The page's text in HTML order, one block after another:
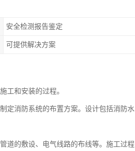
安全检测报告鉴定
可提供解决方案
工和安装的过程。
定消防系统的布置方案。设计包括消防水
道的敷设、电气线路的布线等。施工过程